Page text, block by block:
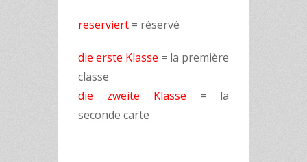
reserviert = réservé
die erste Klasse = la première
classe
die zweite Klasse = la
seconde carte